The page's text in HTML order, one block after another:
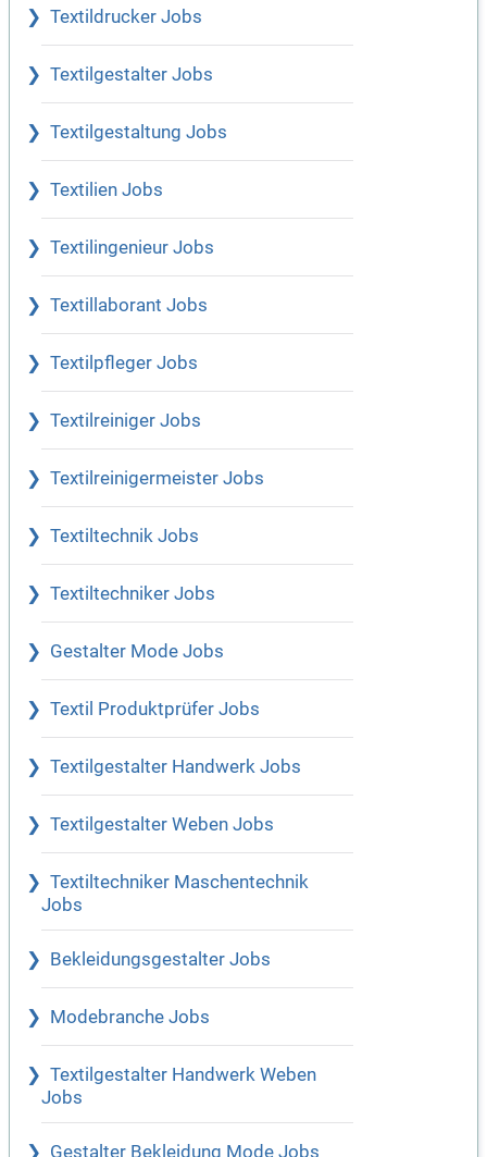
Textildrucker Jobs
Textilgestalter Jobs
Textilgestaltung Jobs
Textilien Jobs
Textilingenieur Jobs
Textillaborant Jobs
Textilpfleger Jobs
Textilreiniger Jobs
Textilreinigermeister Jobs
Textiltechnik Jobs
Textiltechniker Jobs
Gestalter Mode Jobs
Textil Produktprüfer Jobs
Textilgestalter Handwerk Jobs
Textilgestalter Weben Jobs
Textiltechniker Maschentechnik
Jobs
Bekleidungsgestalter Jobs
Modebranche Jobs
Textilgestalter Handwerk Weben
Jobs
Gestalter Bekleidung Mode Jobs